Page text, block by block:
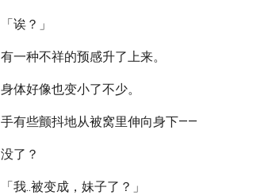
「诶？」
有一种不祥的预感升了上来。
身体好像也变小了不少。
手有些颤抖地从被窝里伸向身下——
没了？
「我..被变成，妹子了？」